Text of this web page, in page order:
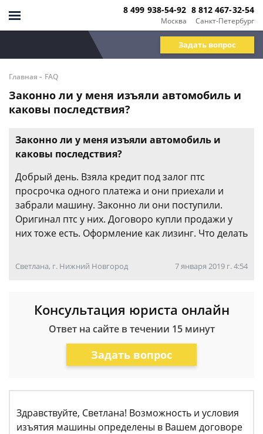
Москва
8 499 938-54-92
Санкт-Петербург
8 812 467-32-54
Задать вопрос
Главная - FAQ
Законно ли у меня изъяли автомобиль и
каковы последствия?
Законно ли у меня изъяли автомобиль и
каковы последствия?
Добрый день. Взяла кредит под залог птс
просрочка одного платежа и они приехали и
забрали машину. Законно ли они поступили.
Оригинал птс у них. Договоро купли продажи у
них тоже есть. Оформление как лизинг. Что делать
Светлана, г. Нижний Новгород 7 января 2019 г. 4:54
Консультация юриста онлайн
Ответ на сайте в течении 15 минут
Задать вопрос
Здравствуйте, Светлана! Возможность и условия
изъятия машины определены в Вашем договоре